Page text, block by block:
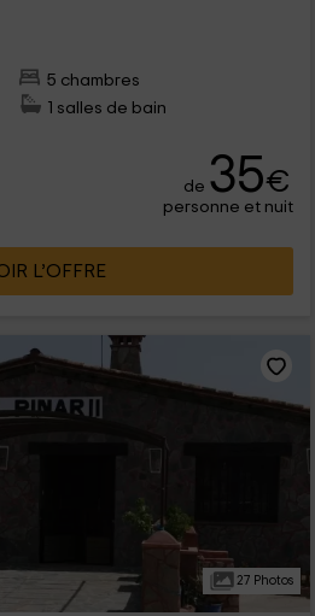
5 chambres
1 salles de bain
de 35€
personne et nuit
L’OFFRE
27 Photos